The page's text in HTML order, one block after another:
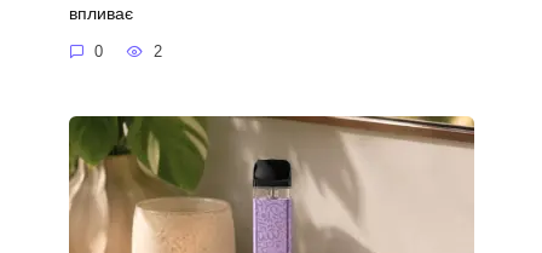
впливає
0 2